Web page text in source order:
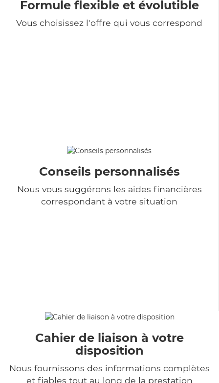
Formule flexible et évolutible
Vous choisissez l'offre qui vous correspond
Conseils personnalisés
Nous vous suggérons les aides financières
correspondant à votre situation
Cahier de liaison à votre
disposition
Nous fournissons des informations complètes
et fiables tout au long de la prestation